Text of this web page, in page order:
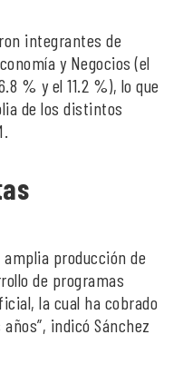
integrantes de
y Negocios (el
% y el 11.2 %), lo que
de los distintos
producción de
de programas
la cual ha cobrado
indicó Sánchez